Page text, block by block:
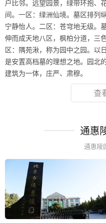
户比邻。远望园景，绿带环抱、
间。一区：绿洲仙境。墓区排列
宁静怡人。二区：苍穹地无级。
伸而成天地八区，枫柏分道，三
区：隅苑湫，称为园中之园。以
是安置高档墓的理想之地。园北
建筑为一体，庄严、肃穆。
查
通惠
通惠陵